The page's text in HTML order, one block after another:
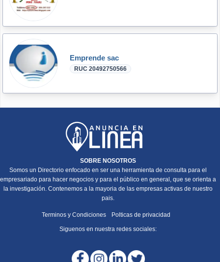
Emprende sac
RUC 20492750566
SOBRE NOSOTROS
Somos un Directorio enfocado en ser una herramienta de consulta para el
empresariado para hacer negocios y para el público en general, que se orienta a
la investigación. Contenemos a la mayoria de las empresas activas de nuestro
pais.
Terminos y Condiciones Polticas de privacidad
Siguenos en nuestra redes sociales: